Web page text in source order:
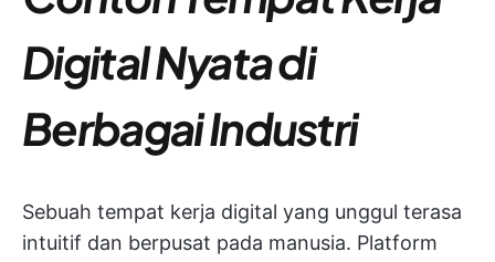
Digital Nyata di
Berbagai Industri
Sebuah tempat kerja digital yang unggul terasa
intuitif dan berpusat pada manusia. Platform